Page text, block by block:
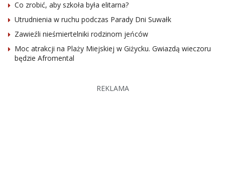
Co zrobić, aby szkoła była elitarna?
Utrudnienia w ruchu podczas Parady Dni Suwałk
Zawieźli nieśmiertelniki rodzinom jeńców
Moc atrakcji na Plaży Miejskiej w Giżycku. Gwiazdą wieczoru
będzie Afromental
REKLAMA